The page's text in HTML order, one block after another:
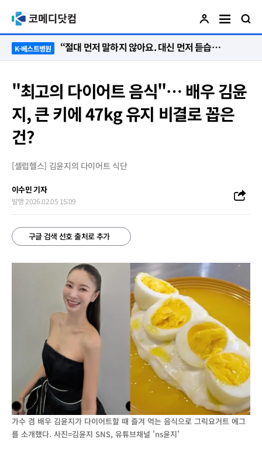
K-베스트병원 “절대 먼저 말하지 않아요. 대신 먼저 듣습니다”
"최고의 다이어트 음식"… 배우 김윤
지, 큰 키에 47kg 유지 비결로 꼽은
건?
[셀럽헬스] 김윤지의 다이어트 식단
이수민 기자
발행 2026.02.05 15:09
구글 검색 선호 출처로 추가
가수 겸 배우 김윤지가 다이어트할 때 즐겨 먹는 음식으로 그릭요거트 에그
를 소개했다. 사진=김윤지 SNS, 유튜브채널 'ns윤지'